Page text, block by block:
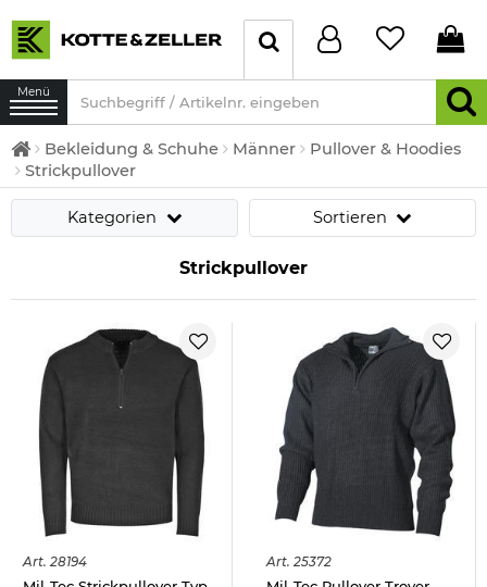
Menü
Bekleidung & Schuhe Männer
Pullover & Hoodies
Strickpullover
Kategorien Sortieren
Strickpullover
Art. 28194 Art. 25372